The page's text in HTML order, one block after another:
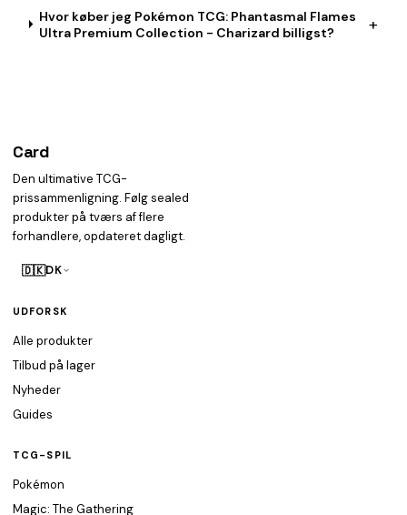
Hvor køber jeg Pokémon TCG: Phantasmal Flames
Ultra Premium Collection - Charizard billigst?
+
Card
Den ultimative TCG-
prissammenligning. Følg sealed
produkter på tværs af flere
forhandlere, opdateret dagligt.
🇩🇰DK
UDFORSK
Alle produkter
Tilbud på lager
Nyheder
Guides
TCG-SPIL
Pokémon
Magic: The Gathering